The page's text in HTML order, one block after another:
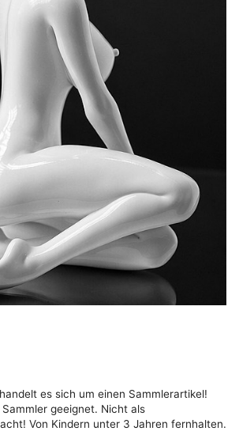
es sich um einen Sammlerartikel!
geeignet. Nicht als
Von Kindern unter 3 Jahren fernhalten.